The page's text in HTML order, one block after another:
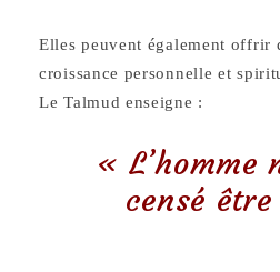
Elles peuvent également offrir
croissance personnelle et
Le Talmud enseigne :
« L’homme
censé